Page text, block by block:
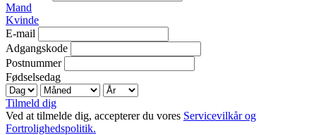
Mand
Kvinde
E-mail
Adgangskode
Postnummer
Fødselsedag
Tilmeld dig
Ved at tilmelde dig, accepterer du vores Servicevilkår og
Fortrolighedspolitik.